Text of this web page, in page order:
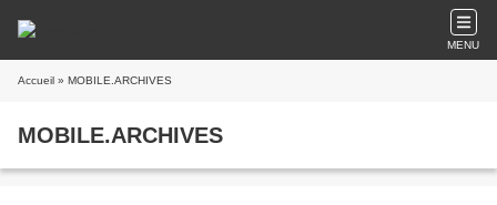
MENU
Accueil » MOBILE.ARCHIVES
MOBILE.ARCHIVES